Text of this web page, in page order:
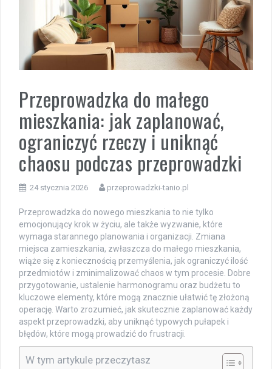
Przeprowadzka do małego
mieszkania: jak zaplanować,
ograniczyć rzeczy i uniknąć
chaosu podczas przeprowadzki
24 stycznia 2026 przeprowadzki-tanio.pl
Przeprowadzka do nowego mieszkania to nie tylko
emocjonujący krok w życiu, ale także wyzwanie, które
wymaga starannego planowania i organizacji. Zmiana
miejsca zamieszkania, zwłaszcza do małego mieszkania,
wiąże się z koniecznością przemyślenia, jak ograniczyć ilość
przedmiotów i zminimalizować chaos w tym procesie. Dobre
przygotowanie, ustalenie harmonogramu oraz budżetu to
kluczowe elementy, które mogą znacznie ułatwić tę złożoną
operację. Warto zrozumieć, jak skutecznie zaplanować każdy
aspekt przeprowadzki, aby uniknąć typowych pułapek i
błędów, które mogą prowadzić do frustracji.
W tym artykule przeczytasz